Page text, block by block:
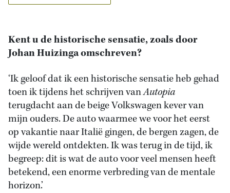
Kent u de historische sensatie, zoals door
Johan Huizinga omschreven?
‘Ik geloof dat ik een historische sensatie heb gehad
toen ik tijdens het schrijven vanAutopia
terugdacht aan de beige Volkswagen kever van
mijn ouders. De auto waarmee we voor het eerst
op vakantie naar Italië gingen, de bergen zagen, de
wijde wereld ontdekten. Ik was terug in de tijd, ik
begreep: dit is wat de auto voor veel mensen heeft
betekend, een enorme verbreding van de mentale
horizon.’